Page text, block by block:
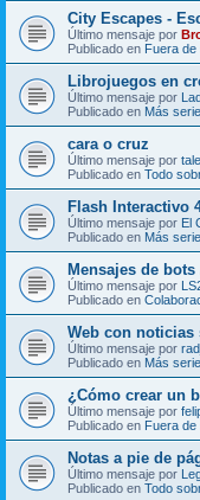
City Escapes -
Último mensaje por
Publicado en Fuera de
Librojuegos en
Último mensaje por
Publicado en Más
cara o cruz
Último mensaje por
Publicado en Todo
Flash Interactivo
Último mensaje por El
Publicado en Más
Mensajes de
Último mensaje por
Publicado en
Web con
Último mensaje por
Publicado en Más
¿Cómo crear un
Último mensaje por
Publicado en Fuera de
Notas a pie de
Último mensaje por
Publicado en Todo